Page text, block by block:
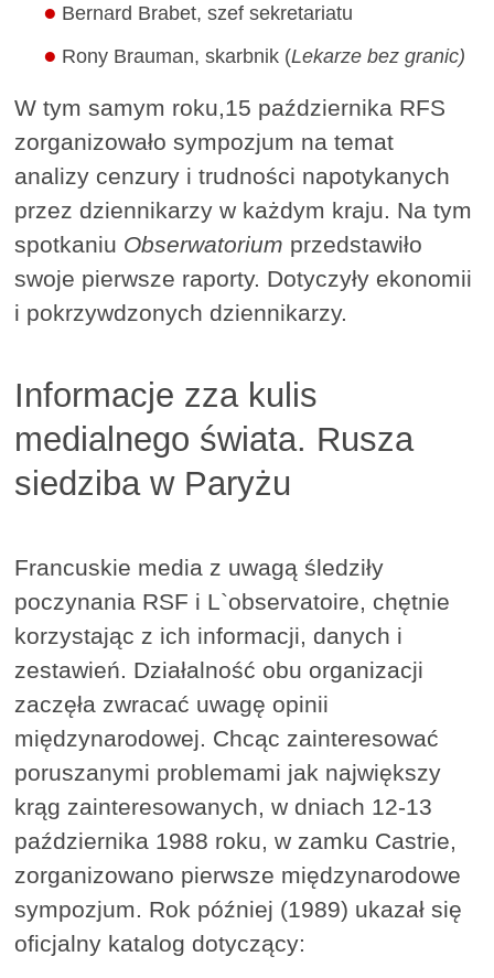
Bernard Brabet, szef sekretariatu
Rony Brauman, skarbnik (Lekarze bez granic)
W tym samym roku,15 października RFS
zorganizowało sympozjum na temat
analizy cenzury i trudności napotykanych
przez dziennikarzy w każdym kraju. Na tym
spotkaniu Obserwatorium przedstawiło
swoje pierwsze raporty. Dotyczyły ekonomii
i pokrzywdzonych dziennikarzy.
Informacje zza kulis
medialnego świata. Rusza
siedziba w Paryżu
Francuskie media z uwagą śledziły
poczynania RSF i L`observatoire, chętnie
korzystając z ich informacji, danych i
zestawień. Działalność obu organizacji
zaczęła zwracać uwagę opinii
międzynarodowej. Chcąc zainteresować
poruszanymi problemami jak największy
krąg zainteresowanych, w dniach 12-13
października 1988 roku, w zamku Castrie,
zorganizowano pierwsze międzynarodowe
sympozjum. Rok później (1989) ukazał się
oficjalny katalog dotyczący: